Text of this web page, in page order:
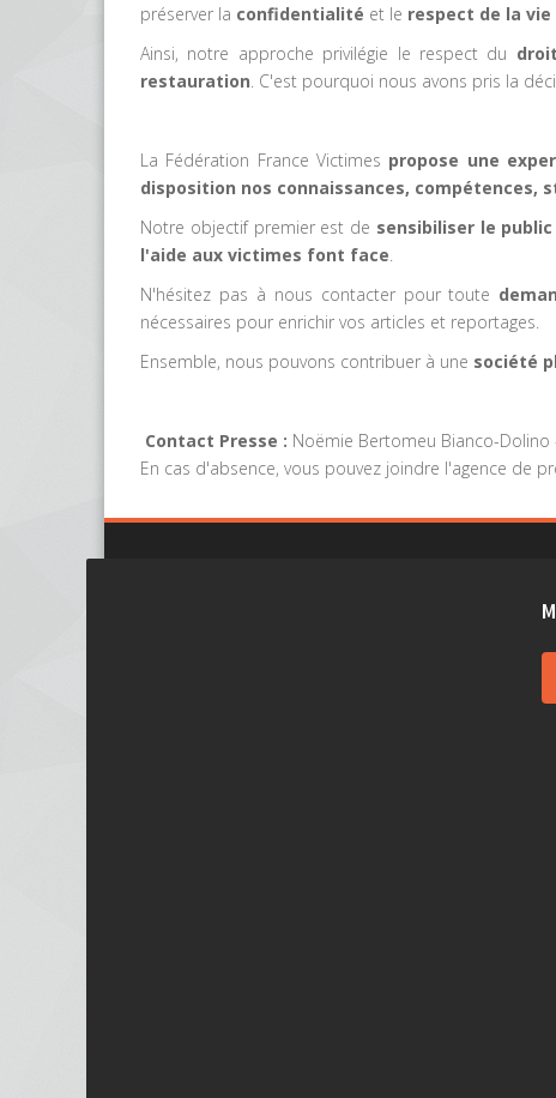
préserver la confidentialité et le respect de la vie
Ainsi, notre approche privilégie le respect du
restauration. C'est pourquoi nous avons pris la
La Fédération France Victimes propose une
disposition nos connaissances, compétences,
Notre objectif premier est de sensibiliser le
l'aide aux victimes font face.
N'hésitez pas à nous contacter pour toute
nécessaires pour enrichir vos articles et reportages.
Ensemble, nous pouvons contribuer à une société
Contact Presse : Noëmie Bertomeu Bianco-
En cas d'absence, vous pouvez joindre l'agence de